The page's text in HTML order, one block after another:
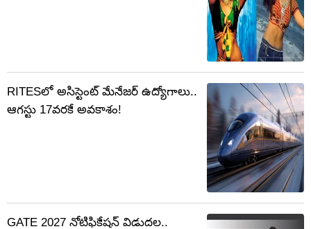
RITESలో అసిస్టెంట్ మేనేజర్‌ ఉద్యోగాలు..
ఆగస్టు 17వరకే అవకాశం!
GATE 2027 నోటిఫికేషన్‌ విడుదల..